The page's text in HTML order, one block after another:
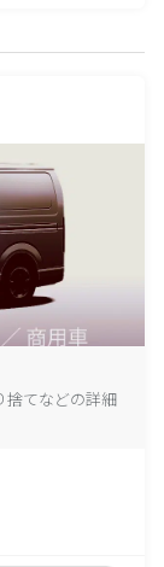
捨てなどの詳細